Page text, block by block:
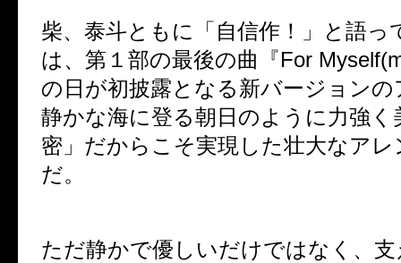
柴、泰斗ともに「自信作！」と語っ
は、第１部の最後の曲『For
の日が初披露となる新バージョン
静かな海に登る朝日のように力強く
密」だからこそ実現した壮大なアレ
だ。
ただ静かで優しいだけではなく、